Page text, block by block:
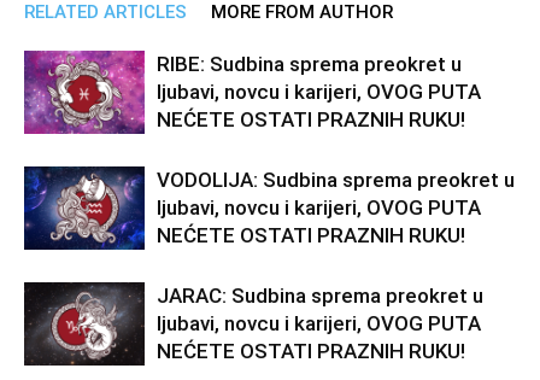
RELATED ARTICLES MORE FROM AUTHOR
RIBE: Sudbina sprema preokret u
ljubavi, novcu i karijeri, OVOG PUTA
NEĆETE OSTATI PRAZNIH RUKU!
VODOLIJA: Sudbina sprema preokret u
ljubavi, novcu i karijeri, OVOG PUTA
NEĆETE OSTATI PRAZNIH RUKU!
JARAC: Sudbina sprema preokret u
ljubavi, novcu i karijeri, OVOG PUTA
NEĆETE OSTATI PRAZNIH RUKU!